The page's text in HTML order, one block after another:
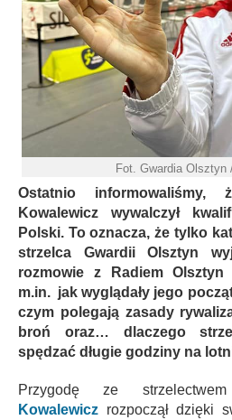
Fot. Gwardia Olsztyn
Ostatnio informowaliśmy,
Kowalewicz wywalczył
Polski. To oznacza, że tylko
strzelca Gwardii Olsztyn
rozmowie z Radiem
m.in. jak wyglądały jego
czym polegają zasady
broń oraz… dlaczego
spędzać długie godziny na
Przygodę ze
Kowalewicz rozpoczął dzięki